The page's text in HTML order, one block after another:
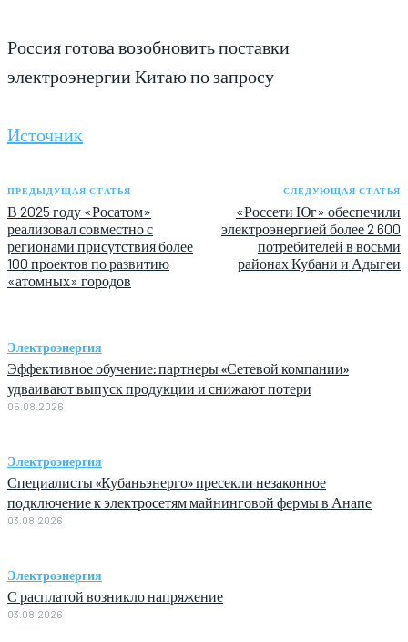
Россия готова возобновить поставки
электроэнергии Китаю по запросу
Источник
ПРЕДЫДУЩАЯ СТАТЬЯ
В 2025 году «Росатом»
реализовал совместно с
регионами присутствия более
100 проектов по развитию
«атомных» городов
СЛЕДУЮЩАЯ СТАТЬЯ
«Россети Юг» обеспечили
электроэнергией более 2 600
потребителей в восьми
районах Кубани и Адыгеи
Электроэнергия
Эффективное обучение: партнеры «Сетевой компании»
удваивают выпуск продукции и снижают потери
05.08.2026
Электроэнергия
Специалисты «Кубаньэнерго» пресекли незаконное
подключение к электросетям майнинговой фермы в Анапе
03.08.2026
Электроэнергия
С расплатой возникло напряжение
03.08.2026